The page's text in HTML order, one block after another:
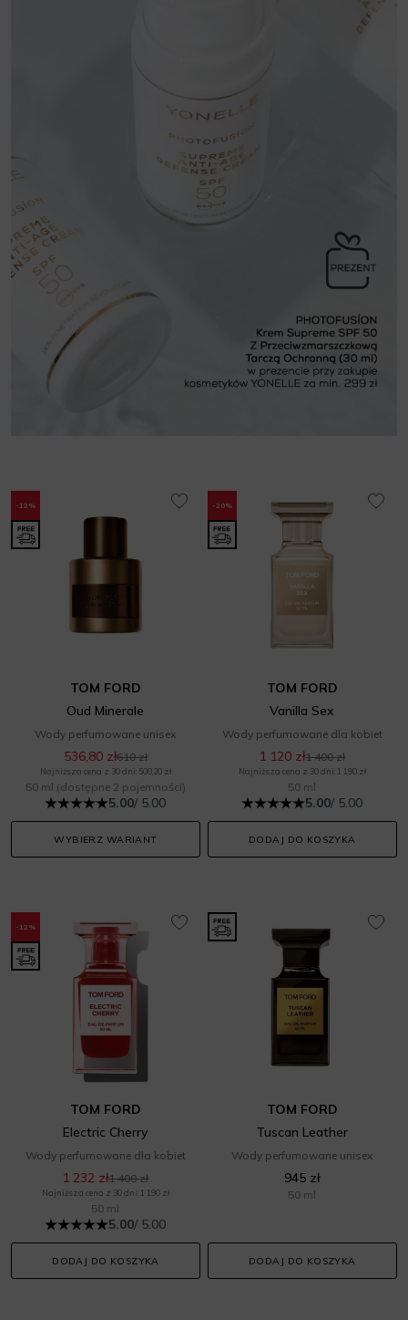
-12%
TOM FORD
Oud Minerale
Wody perfumowane unisex
536,80 zł610 zł
Najniższa cena z 30 dni: 500,20 zł
50 ml (dostępne 2 pojemności)
5.00/ 5.00
WYBIERZ WARIANT
-20%
TOM FORD
Vanilla Sex
Wody perfumowane dla kobiet
1 120 zł1 400 zł
Najniższa cena z 30 dni: 1 190 zł
50 ml
5.00/ 5.00
DODAJ DO KOSZYKA
-12%
TOM FORD
Electric Cherry
Wody perfumowane dla kobiet
1 232 zł1 400 zł
Najniższa cena z 30 dni: 1 190 zł
50 ml
5.00/ 5.00
DODAJ DO KOSZYKA
TOM FORD
Tuscan Leather
Wody perfumowane unisex
945 zł
50 ml
DODAJ DO KOSZYKA